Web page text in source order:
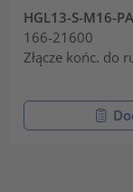
HGL13-S-M16-
166-21600
Złącze końc. do